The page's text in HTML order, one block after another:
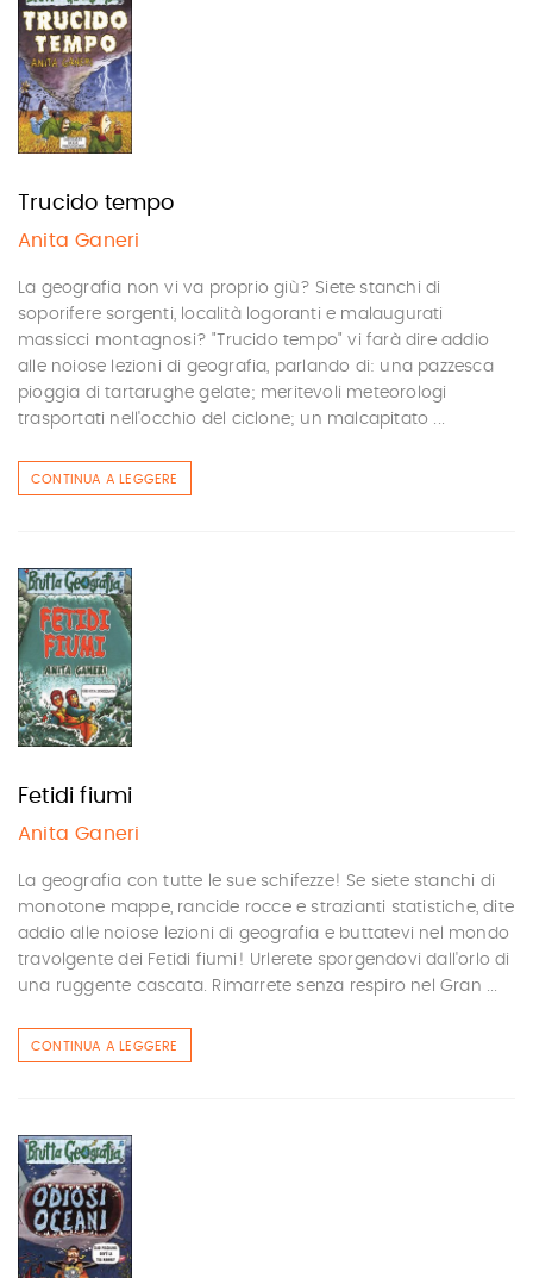
Trucido tempo
Anita Ganeri
La geografia non vi va proprio giù? Siete stanchi di
soporifere sorgenti, località logoranti e malaugurati
massicci montagnosi? "Trucido tempo" vi farà dire addio
alle noiose lezioni di geografia, parlando di: una pazzesca
pioggia di tartarughe gelate; meritevoli meteorologi
trasportati nell'occhio del ciclone; un malcapitato ...
CONTINUA A LEGGERE
Fetidi fiumi
Anita Ganeri
La geografia con tutte le sue schifezze! Se siete stanchi di
monotone mappe, rancide rocce e strazianti statistiche, dite
addio alle noiose lezioni di geografia e buttatevi nel mondo
travolgente dei Fetidi fiumi! Urlerete sporgendovi dall'orlo di
una ruggente cascata. Rimarrete senza respiro nel Gran ...
CONTINUA A LEGGERE